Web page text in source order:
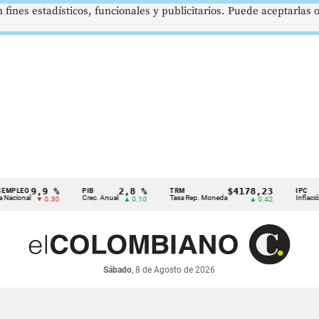
9,9 %
▼ 0.30
PIB
Crec. Anual
2,8 %
▲ 0.10
TRM
Tasa Rep. Moneda
$4178,23
▲ 0.42
IPC
Inflación anual
Sábado, 8 de Agosto de 2026
estadísticos, funcionales y publicitarios. Puede aceptarlas